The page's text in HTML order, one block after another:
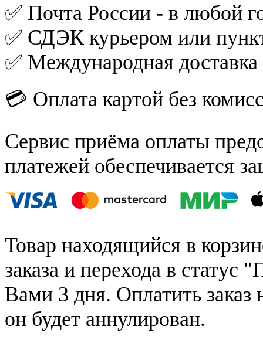
✅ Почта России - в любой
✅ СДЭК курьером или
✅ Международная
💳 Оплата картой без
Сервис приёма оплаты
платежей обеспечивается
Товар находящийся в
заказа и перехода в статус
Вами 3 дня. Оплатить заказ
он будет аннулирован.